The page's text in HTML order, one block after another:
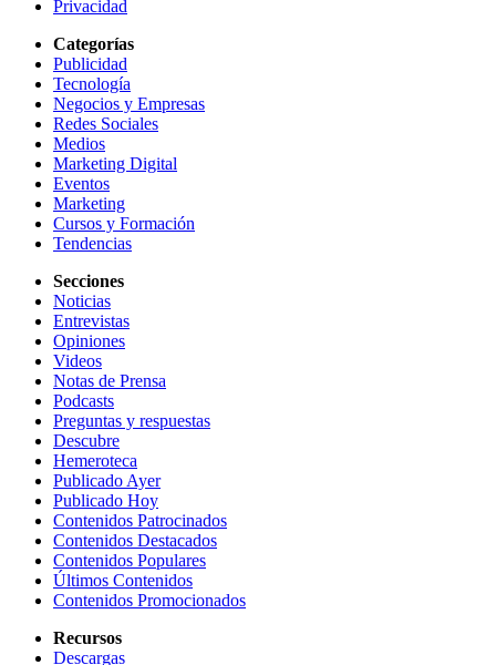
Privacidad
Categorías
Publicidad
Tecnología
Negocios y Empresas
Redes Sociales
Medios
Marketing Digital
Eventos
Marketing
Cursos y Formación
Tendencias
Secciones
Noticias
Entrevistas
Opiniones
Videos
Notas de Prensa
Podcasts
Preguntas y respuestas
Descubre
Hemeroteca
Publicado Ayer
Publicado Hoy
Contenidos Patrocinados
Contenidos Destacados
Contenidos Populares
Últimos Contenidos
Contenidos Promocionados
Recursos
Descargas